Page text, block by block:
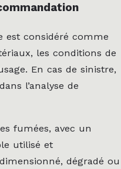
est considéré comme
les conditions de
En cas de sinistre,
l’analyse de
fumées, avec un
utilisé et
dégradé ou